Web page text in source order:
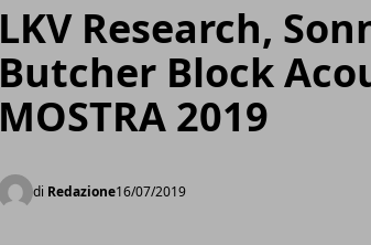
LKV Research,
Butcher Block
MOSTRA 2019
di Redazione16/07/2019